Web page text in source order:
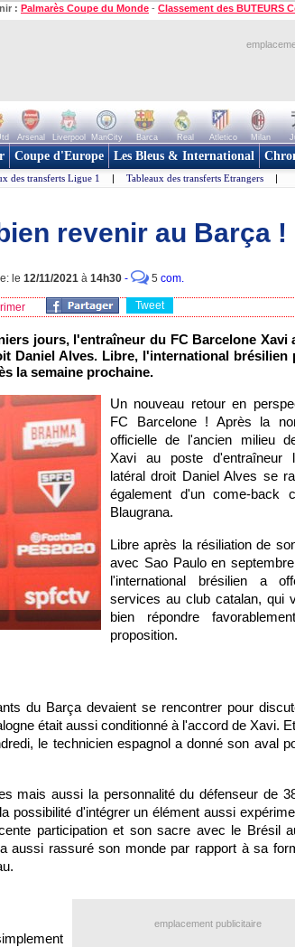
: Palmarès Coupe du Monde - Classement des BUTEURS
Arsenal Liverpool ManCity Barca Real Atletico Milan
Coupe d'Europe Les Bleus & International
des transferts Ligue 1 | Tableaux des transferts Etrangers |
revenir au Barça !
le 12/11/2021 à 14h30 - 5 com.
Tweet
jours, l'entraîneur du FC Barcelone Xavi
Daniel Alves. Libre, l'international brésilien
la semaine prochaine.
Un nouveau retour en
FC Barcelone ! Après la
officielle de l'ancien milieu
Xavi au poste d'entraîneur
latéral droit Daniel Alves se
également d'un come-back
Blaugrana.
Libre après la résiliation de
avec Sao Paulo en
l'international brésilien a
services au club catalan, qui
bien répondre
proposition.
du Barça devaient se rencontrer pour
était aussi conditionné à l'accord de Xavi.
le technicien espagnol a donné son aval
mais aussi la personnalité du défenseur de
possibilité d'intégrer un élément aussi
participation et son sacre avec le Brésil
aussi rassuré son monde par rapport à sa
emplacement publicitaire